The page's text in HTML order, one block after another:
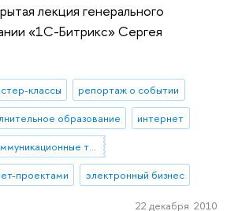
лекция генерального
«1С-Битрикс» Сергея
классы
репортаж о событии
образование
интернет
информационно-коммуникационные технологии
проектами
электронный бизнес
22 декабря 2010